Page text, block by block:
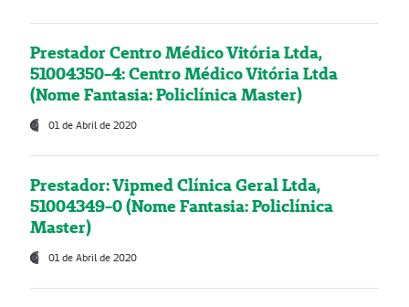
Prestador Centro Médico Vitória Ltda,
51004350-4: Centro Médico Vitória Ltda
(Nome Fantasia: Policlínica Master)
01 de Abril de 2020
Prestador: Vipmed Clínica Geral Ltda,
51004349-0 (Nome Fantasia: Policlínica
Master)
01 de Abril de 2020